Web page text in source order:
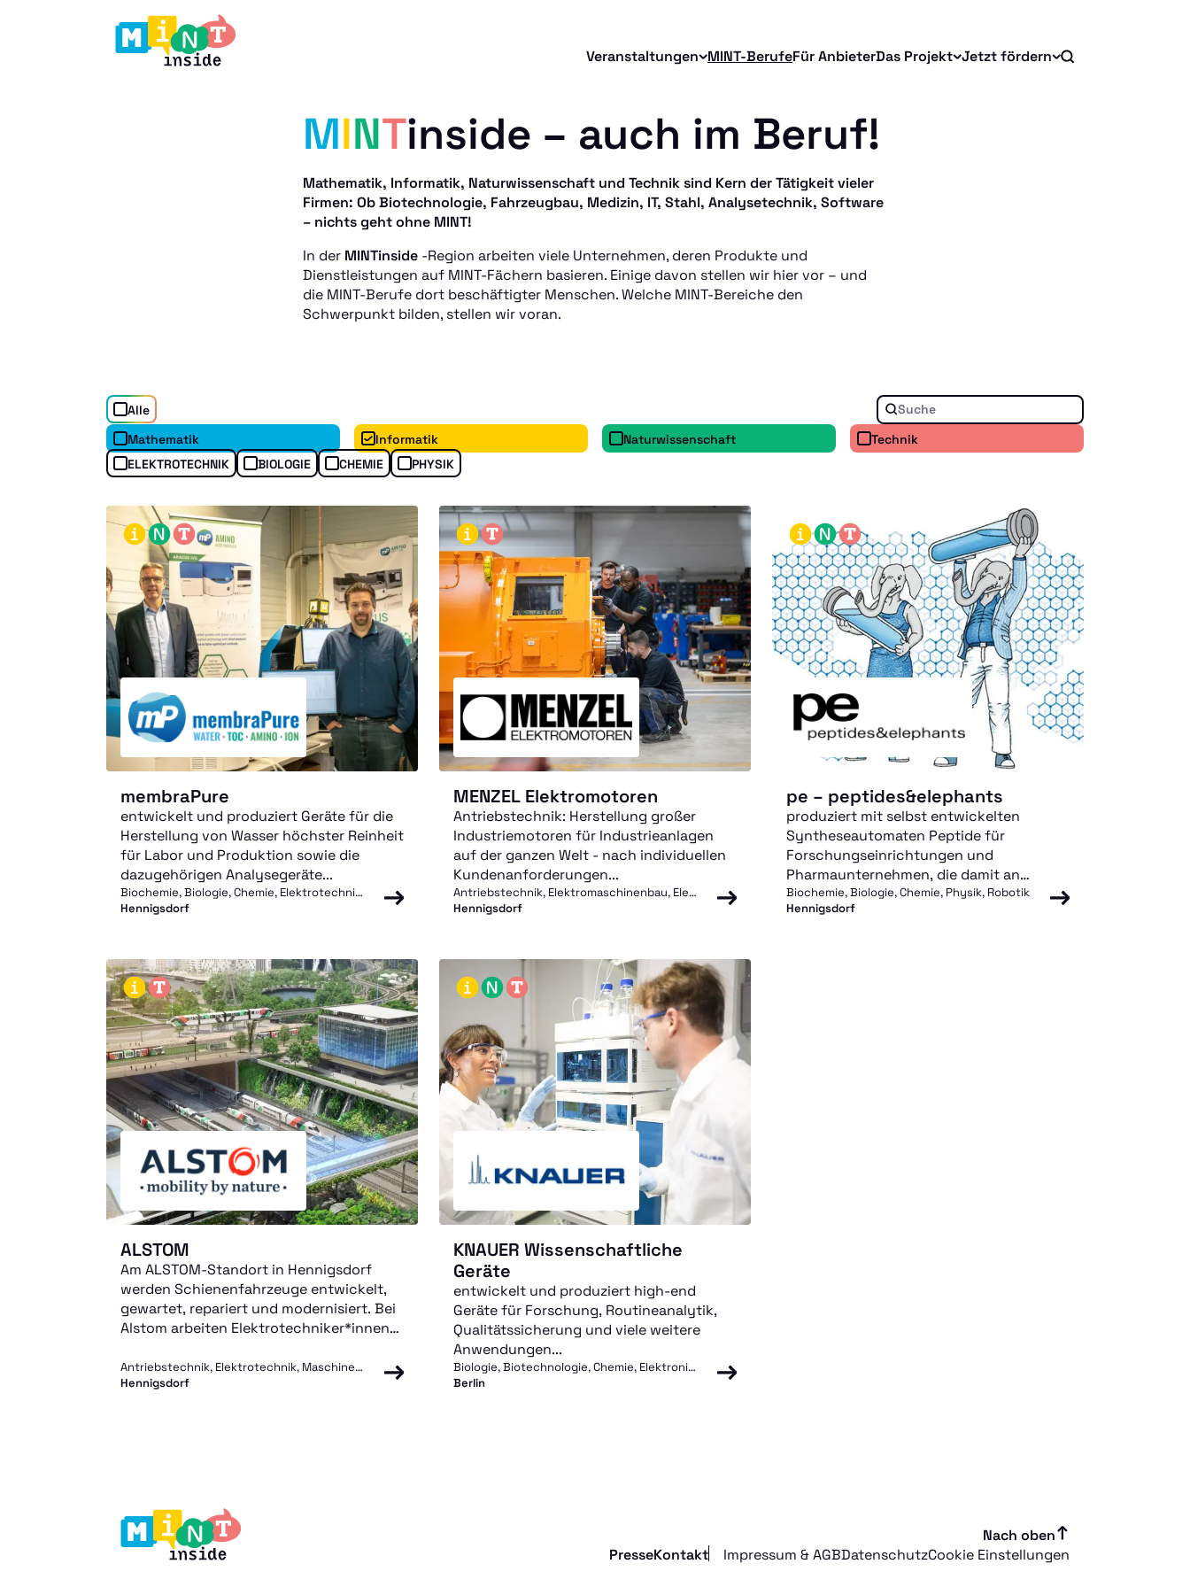
Veranstaltungen MINT-BerufeFür AnbieterDas Projekt Jetzt fördern
MINTinside – auch im Beruf!
Mathematik, Informatik, Naturwissenschaft und Technik sind Kern der Tätigkeit vieler
Firmen: Ob Biotechnologie, Fahrzeugbau, Medizin, IT, Stahl, Analysetechnik, Software
– nichts geht ohne MINT!
In der MINTinside -Region arbeiten viele Unternehmen, deren Produkte und
Dienstleistungen auf MINT-Fächern basieren. Einige davon stellen wir hier vor – und
die MINT-Berufe dort beschäftigter Menschen. Welche MINT-Bereiche den
Schwerpunkt bilden, stellen wir voran.
Alle
Mathematik
Informatik Naturwissenschaft
Technik
ELEKTROTECHNIK
BIOLOGIE CHEMIE PHYSIK
membraPure
entwickelt und produziert Geräte für die
Herstellung von Wasser höchster Reinheit
für Labor und Produktion sowie die
dazugehörigen Analysegeräte...
Biochemie, Biologie, Chemie, Elektrotechnik, Maschinenbau, Medizintechnik, Physik
Hennigsdorf
MENZEL Elektromotoren
Antriebstechnik: Herstellung großer
Industriemotoren für Industrieanlagen
auf der ganzen Welt - nach individuellen
Kundenanforderungen...
Antriebstechnik, Elektromaschinenbau, Elektrotechnik
Hennigsdorf
pe – peptides&elephants
produziert mit selbst entwickelten
Syntheseautomaten Peptide für
Forschungseinrichtungen und
Pharmaunternehmen, die damit an
modernen Therapien gegen Krebs und
Infektionen forschen.
Biochemie, Biologie, Chemie, Physik, Robotik
Hennigsdorf
ALSTOM
Am ALSTOM-Standort in Hennigsdorf
werden Schienenfahrzeuge entwickelt,
gewartet, repariert und modernisiert. Bei
Alstom arbeiten Elektrotechniker*innen
Maschinenbauer*innen,
Mechatroniker*innen,
Antriebstechnik, Elektrotechnik, Maschinenbau, Schienenfahrzeugbau, Steuerungstechnik
Hennigsdorf
KNAUER Wissenschaftliche
Geräte
entwickelt und produziert high-end
Geräte für Forschung, Routineanalytik,
Qualitätssicherung und viele weitere
Anwendungen...
Biologie, Biotechnologie, Chemie, Elektronik, Fertigungstechnik, IT, Maschinen- und Apparatebau, Naturwissenschaft, Pharmazie, Physik, Technik, Verfahrenstechnik
Berlin
Nach oben
PresseKontakt Impressum & AGBDatenschutzCookie Einstellungen